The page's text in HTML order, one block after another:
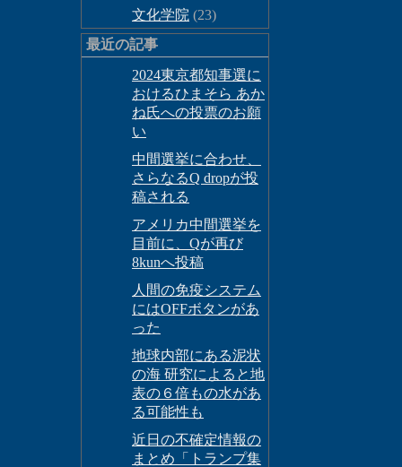
文化学院 (23)
最近の記事
2024東京都知事選に
おけるひまそら あか
ね氏への投票のお願
い
中間選挙に合わせ、
さらなるQ dropが投
稿される
アメリカ中間選挙を
目前に、Qが再び
8kunへ投稿
人間の免疫システム
にはOFFボタンがあ
った
地球内部にある泥状
の海 研究によると地
表の６倍もの水があ
る可能性も
近日の不確定情報の
まとめ「トランプ集